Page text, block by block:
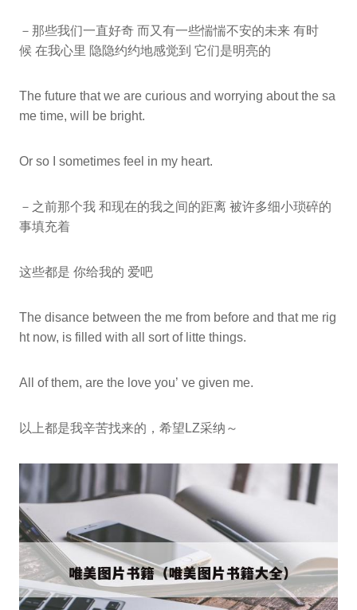
－那些我们一直好奇 而又有一些惴惴不安的未来 有时
候 在我心里 隐隐约约地感觉到 它们是明亮的
The future that we are curious and worrying about the sa
me time, will be bright.
Or so I sometimes feel in my heart.
－之前那个我 和现在的我之间的距离 被许多细小琐碎的
事填充着
这些都是 你给我的 爱吧
The disance between the me from before and that me rig
ht now, is filled with all sort of litte things.
All of them, are the love you’ ve given me.
以上都是我辛苦找来的，希望LZ采纳～